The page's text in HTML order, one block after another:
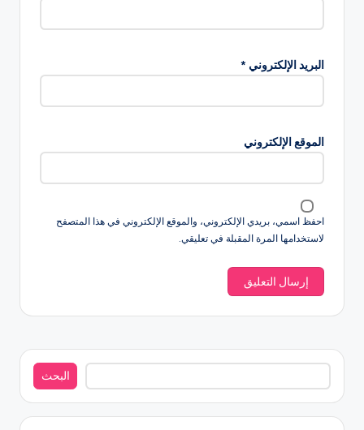
البريد الإلكتروني *
الموقع الإلكتروني
احفظ اسمي، بريدي الإلكتروني، والموقع الإلكتروني في هذا المتصفح
لاستخدامها المرة المقبلة في تعليقي.
البحث
البحث